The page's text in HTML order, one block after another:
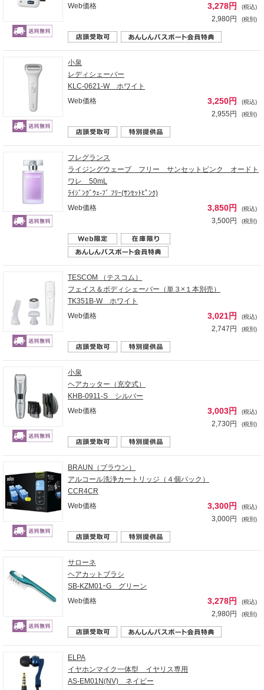
Web価格
3,278円 (税込)
2,980円 (税別)
小泉
レディシェーバー
KLC-0621-W ホワイト
Web価格
3,250円 (税込)
2,955円 (税別)
フレグランス
ライジングウェーブ フリー サンセットピンク オードト
ワレ 50mL
ﾗｲｼﾞﾝｸﾞｳｪ-ﾌﾞ ﾌﾘｰ(ｻﾝｾｯﾄﾋﾟﾝｸ)
Web価格
3,850円 (税込)
3,500円 (税別)
TESCOM （テスコム）
フェイス＆ボディシェーバー（単３×１本別売）
TK351B-W ホワイト
Web価格
3,021円 (税込)
2,747円 (税別)
小泉
ヘアカッター（充交式）
KHB-0911-S シルバー
Web価格
3,003円 (税込)
2,730円 (税別)
BRAUN（ブラウン）
アルコール洗浄カートリッジ（４個パック）
CCR4CR
Web価格
3,300円 (税込)
3,000円 (税別)
サローネ
ヘアカットブラシ
SB-KZM01ｰG グリーン
Web価格
3,278円 (税込)
2,980円 (税別)
ELPA
イヤホンマイク一体型 イヤリス専用
AS-EM01N(NV) ネイビー